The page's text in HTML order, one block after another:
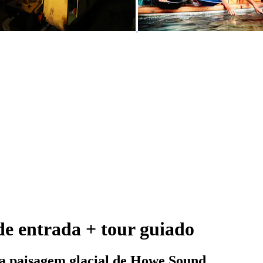
entrada + tour guiado